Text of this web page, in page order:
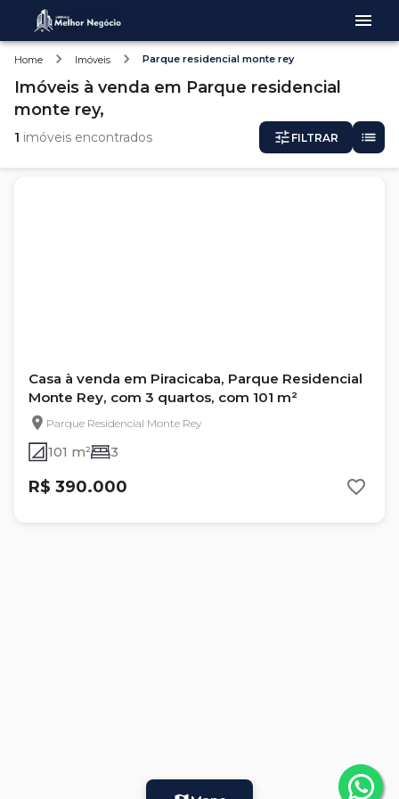
Home Imóveis Parque residencial monte rey
Imóveis à venda em Parque residencial
monte rey,
1 imóveis encontrados FILTRAR
Casa à venda em Piracicaba, Parque Residencial
Monte Rey, com 3 quartos, com 101 m²
Parque Residencial Monte Rey
101 m² 3
R$ 390.000